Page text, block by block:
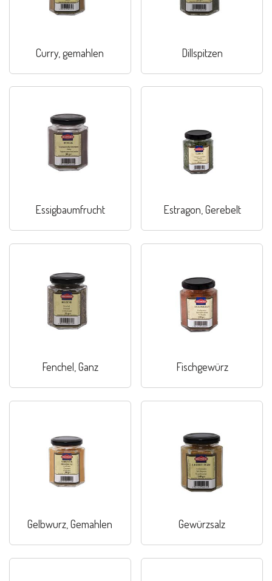
Curry, gemahlen Dillspitzen
Essigbaumfrucht Estragon, Gerebelt
Fenchel, Ganz Fischgewürz
Gelbwurz, Gemahlen Gewürzsalz